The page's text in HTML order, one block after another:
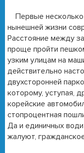
Первые несколько
нынешней жизни
Расстояние между
проще пройти
узким улицам на
действительно
двухсторонней
которому, уступая,
корейские
стопроцентная
Да и единичных
жалуют,